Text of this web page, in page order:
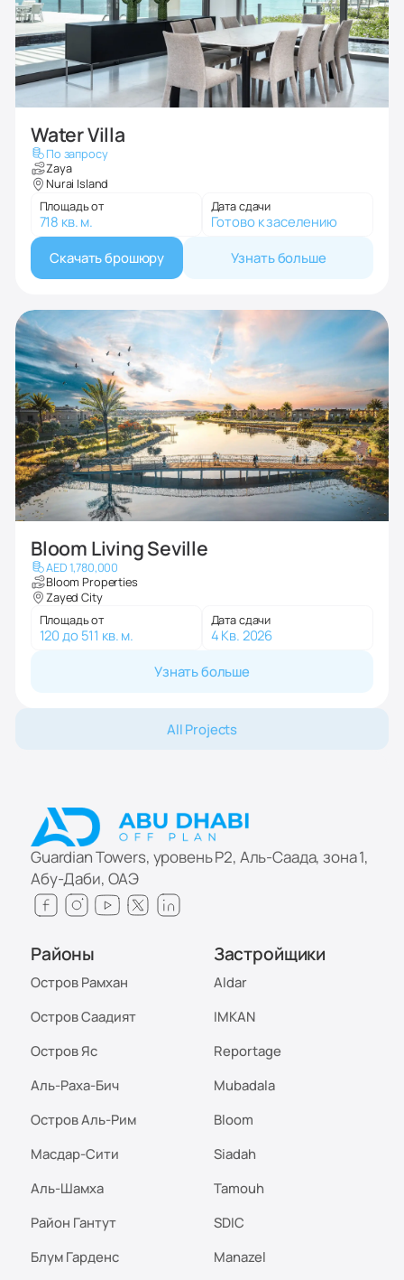
Water Villa
По запросу
Zaya
Nurai Island
Площадь от
718 кв. м.
Дата сдачи
Готово к заселению
Скачать брошюру Узнать больше
Bloom Living Seville
AED 1,780,000
Bloom Properties
Zayed City
Площадь от
120 до 511 кв. м.
Дата сдачи
4 Кв. 2026
Узнать больше
All Projects
Guardian Towers, уровень P2, Аль-Саада, зона 1,
Абу-Даби, ОАЭ
Районы
Остров Рамхан
Остров Саадият
Остров Яс
Аль-Раха-Бич
Остров Аль-Рим
Масдар-Сити
Аль-Шамха
Район Гантут
Блум Гарденс
Застройщики
Aldar
IMKAN
Reportage
Mubadala
Bloom
Siadah
Tamouh
SDIC
Manazel